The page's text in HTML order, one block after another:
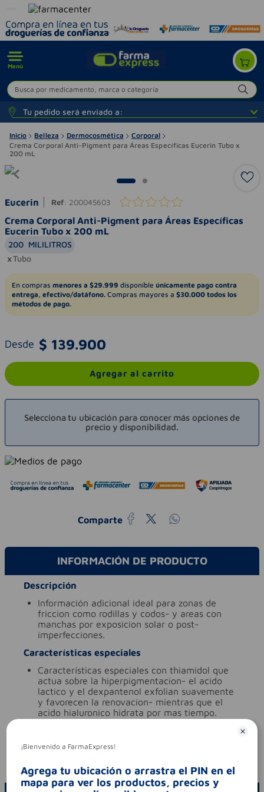
Menú
Busca por medicamento, marca o categoría
Tu pedido será enviado a:
Inicio Belleza Dermocosmética
Corporal
Crema Corporal Anti-Pigment para Áreas Específicas Eucerin Tubo x
200 mL
Eucerin Ref: 200045603
Crema Corporal Anti-Pigment para Áreas Específicas
Eucerin Tubo x 200 mL
200 MILILITROS
Tubo
En compras menores a $29.999 disponible únicamente pago contra
entrega, efectivo/datáfono. Compras mayores a $30.000 todos los
métodos de pago.
Desde $ 139.900
Agregar al carrito
Selecciona tu ubicación para conocer más opciones de
precio y disponibilidad.
Comparte
INFORMACIÓN DE PRODUCTO
Descripción
información adicional ideal para zonas de
friccion como rodillas y codos- y areas con
manchas por exposicion solar o post-
imperfecciones.
Características especiales
características especiales con thiamidol que
actua sobre la hiperpigmentacion- el acido
lactico y el dexpantenol exfolian suavemente
y favorecen la renovacion- mientras que el
acido hialuronico hidrata por mas tiempo.
Aviso legal
¡Bienvenido a FarmaExpress!
Agrega tu ubicación o arrastra el PIN en el
mapa para ver los productos, precios y